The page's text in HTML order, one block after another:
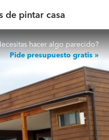
de pintar casa
hacer algo parecido?
Pide presupuesto gratis